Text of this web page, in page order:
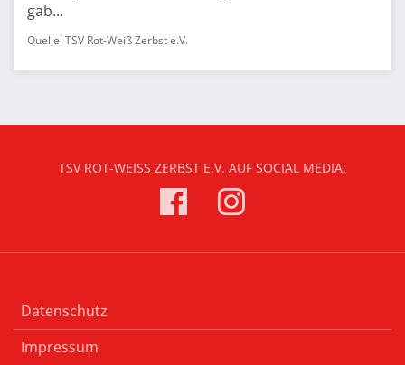
gab...
Quelle: TSV Rot-Weiß Zerbst e.V.
TSV ROT-WEISS ZERBST E.V. AUF SOCIAL MEDIA:
Datenschutz
Impressum